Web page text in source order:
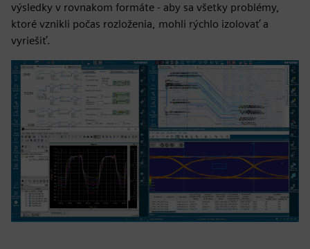
výsledky v rovnakom formáte - aby sa všetky problémy,
ktoré vznikli počas rozloženia, mohli rýchlo izolovať a
vyriešiť.